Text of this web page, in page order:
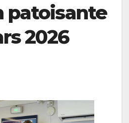
patoisante
2026